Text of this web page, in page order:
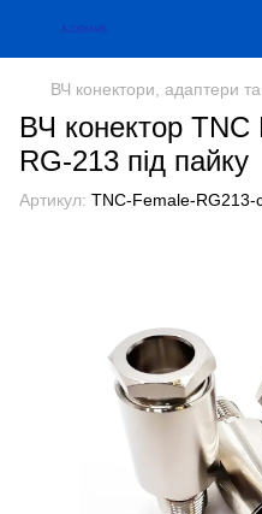
ВЧ конектори, адаптери та
ВЧ конектор
RG-213 під пайку
Артикул: TNC-Female-RG213-